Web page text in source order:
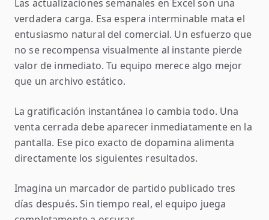
Las actualizaciones semanales en Excel son una
verdadera carga. Esa espera interminable mata el
entusiasmo natural del comercial. Un esfuerzo que
no se recompensa visualmente al instante pierde
valor de inmediato. Tu equipo merece algo mejor
que un archivo estático.
La gratificación instantánea lo cambia todo. Una
venta cerrada debe aparecer inmediatamente en la
pantalla. Ese pico exacto de dopamina alimenta
directamente los siguientes resultados.
Imagina un marcador de partido publicado tres
días después. Sin tiempo real, el equipo juega